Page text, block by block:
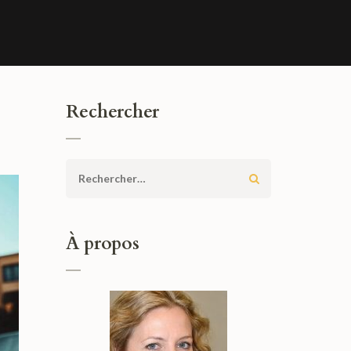
Rechercher
Rechercher :
À propos